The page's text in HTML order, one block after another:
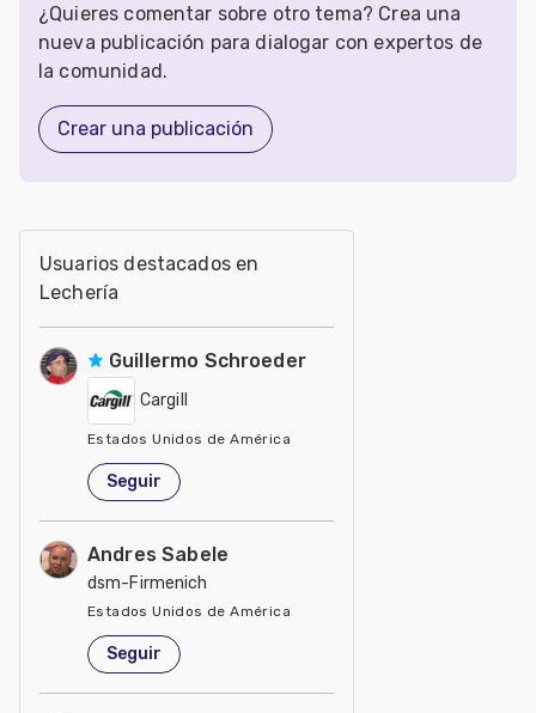
¿Quieres comentar sobre otro tema? Crea una
nueva publicación para dialogar con expertos de
la comunidad.
Crear una publicación
Usuarios destacados en
Lechería
Guillermo Schroeder
Cargill
Estados Unidos de América
Seguir
Andres Sabele
dsm-Firmenich
Estados Unidos de América
Seguir